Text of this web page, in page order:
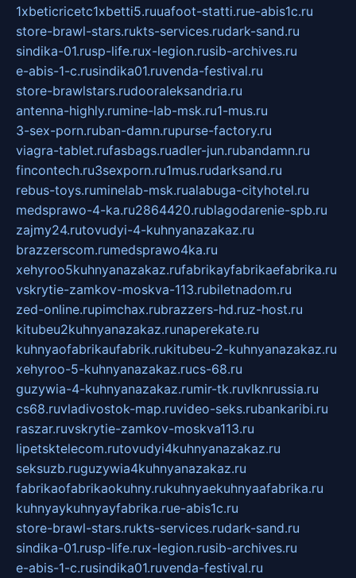
1xbeticricetc1xbetti5.ruuafoot-statti.rue-abis1c.ru
store-brawl-stars.rukts-services.rudark-sand.ru
sindika-01.rusp-life.rux-legion.rusib-archives.ru
e-abis-1-c.rusindika01.ruvenda-festival.ru
store-brawlstars.rudooraleksandria.ru
antenna-highly.rumine-lab-msk.ru1-mus.ru
3-sex-porn.ruban-damn.rupurse-factory.ru
viagra-tablet.rufasbags.ruadler-jun.rubandamn.ru
fincontech.ru3sexporn.ru1mus.rudarksand.ru
rebus-toys.ruminelab-msk.rualabuga-cityhotel.ru
medsprawo-4-ka.ru2864420.rublagodarenie-spb.ru
zajmy24.rutovudyi-4-kuhnyanazakaz.ru
brazzerscom.rumedsprawo4ka.ru
xehyroo5kuhnyanazakaz.rufabrikayfabrikaefabrika.ru
vskrytie-zamkov-moskva-113.rubiletnadom.ru
zed-online.rupimchax.rubrazzers-hd.ruz-host.ru
kitubeu2kuhnyanazakaz.runaperekate.ru
kuhnyaofabrikaufabrik.rukitubeu-2-kuhnyanazakaz.ru
xehyroo-5-kuhnyanazakaz.rucs-68.ru
guzywia-4-kuhnyanazakaz.rumir-tk.ruvlknrussia.ru
cs68.ruvladivostok-map.ruvideo-seks.rubankaribi.ru
raszar.ruvskrytie-zamkov-moskva113.ru
lipetsktelecom.rutovudyi4kuhnyanazakaz.ru
seksuzb.ruguzywia4kuhnyanazakaz.ru
fabrikaofabrikaokuhny.rukuhnyaekuhnyaafabrika.ru
kuhnyaykuhnyayfabrika.rue-abis1c.ru
store-brawl-stars.rukts-services.rudark-sand.ru
sindika-01.rusp-life.rux-legion.rusib-archives.ru
e-abis-1-c.rusindika01.ruvenda-festival.ru